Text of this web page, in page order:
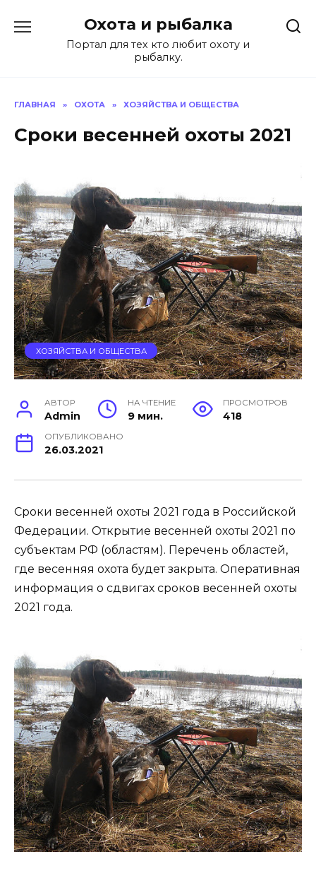
содержанию
Охота и рыбалка
Портал для тех кто любит охоту и
рыбалку.
ГЛАВНАЯ » ОХОТА » ХОЗЯЙСТВА И ОБЩЕСТВА
Сроки весенней охоты 2021
ХОЗЯЙСТВА И ОБЩЕСТВА
АВТОР
Admin
НА ЧТЕНИЕ
9 мин.
ПРОСМОТРОВ
418
ОПУБЛИКОВАНО
26.03.2021
Сроки весенней охоты 2021 года в Российской
Федерации. Открытие весенней охоты 2021 по
субъектам РФ (областям). Перечень областей,
где весенняя охота будет закрыта. Оперативная
информация о сдвигах сроков весенней охоты
2021 года.